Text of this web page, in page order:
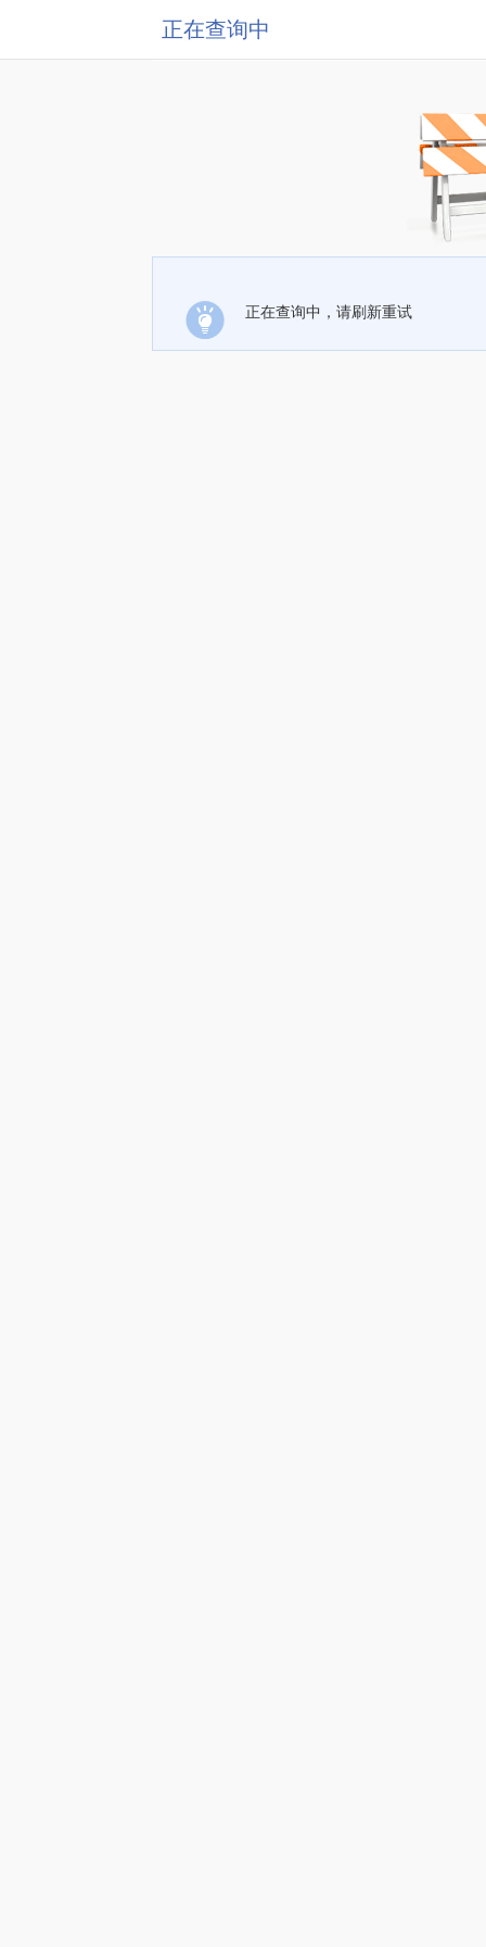
正在查询中
正在查询中，请刷新重试